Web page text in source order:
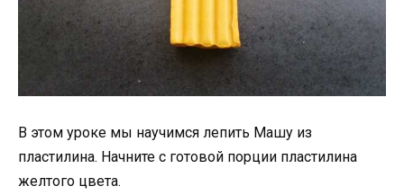
В этом уроке мы научимся лепить Машу из
пластилина. Начните с готовой порции пластилина
желтого цвета.